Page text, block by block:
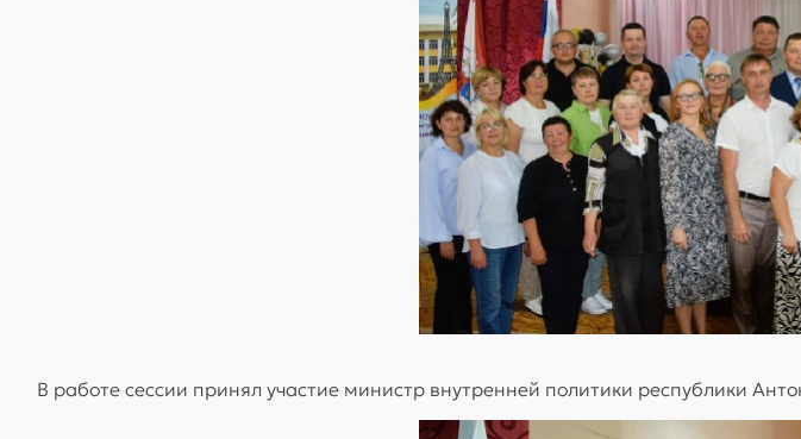
В работе сессии принял участие министр внутренней политики республики